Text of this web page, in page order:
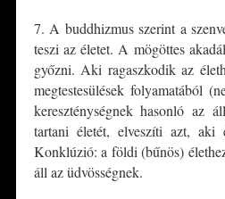
7. A buddhizmus szerint a
teszi az életet. A mögöttes
győzni. Aki ragaszkodik az
megtestesülések folyamatából
kereszténységnek hasonló az
tartani életét, elveszíti azt, aki
Konklúzió: a földi (bűnös)
áll az üdvösségnek.